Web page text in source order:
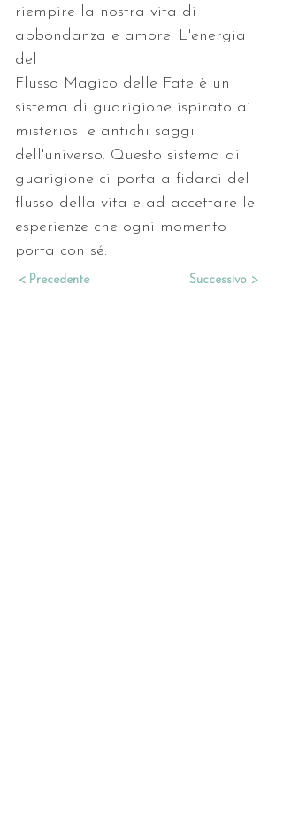
riempire la nostra vita di
abbondanza e amore. L'energia
del
Flusso Magico delle Fate è un
sistema di guarigione ispirato ai
misteriosi e antichi saggi
dell'universo. Questo sistema di
guarigione ci porta a fidarci del
flusso della vita e ad accettare le
esperienze che ogni momento
porta con sé.
< Precedente Successivo >